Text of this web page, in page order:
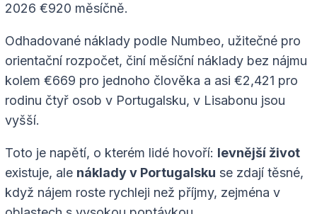
2026 €920 měsíčně.
Odhadované náklady podle Numbeo, užitečné pro
orientační rozpočet, činí měsíční náklady bez nájmu
kolem €669 pro jednoho člověka a asi €2,421 pro
rodinu čtyř osob v Portugalsku, v Lisabonu jsou
vyšší.
Toto je napětí, o kterém lidé hovoří: levnější život
existuje, ale náklady v Portugalsku se zdají těsné,
když nájem roste rychleji než příjmy, zejména v